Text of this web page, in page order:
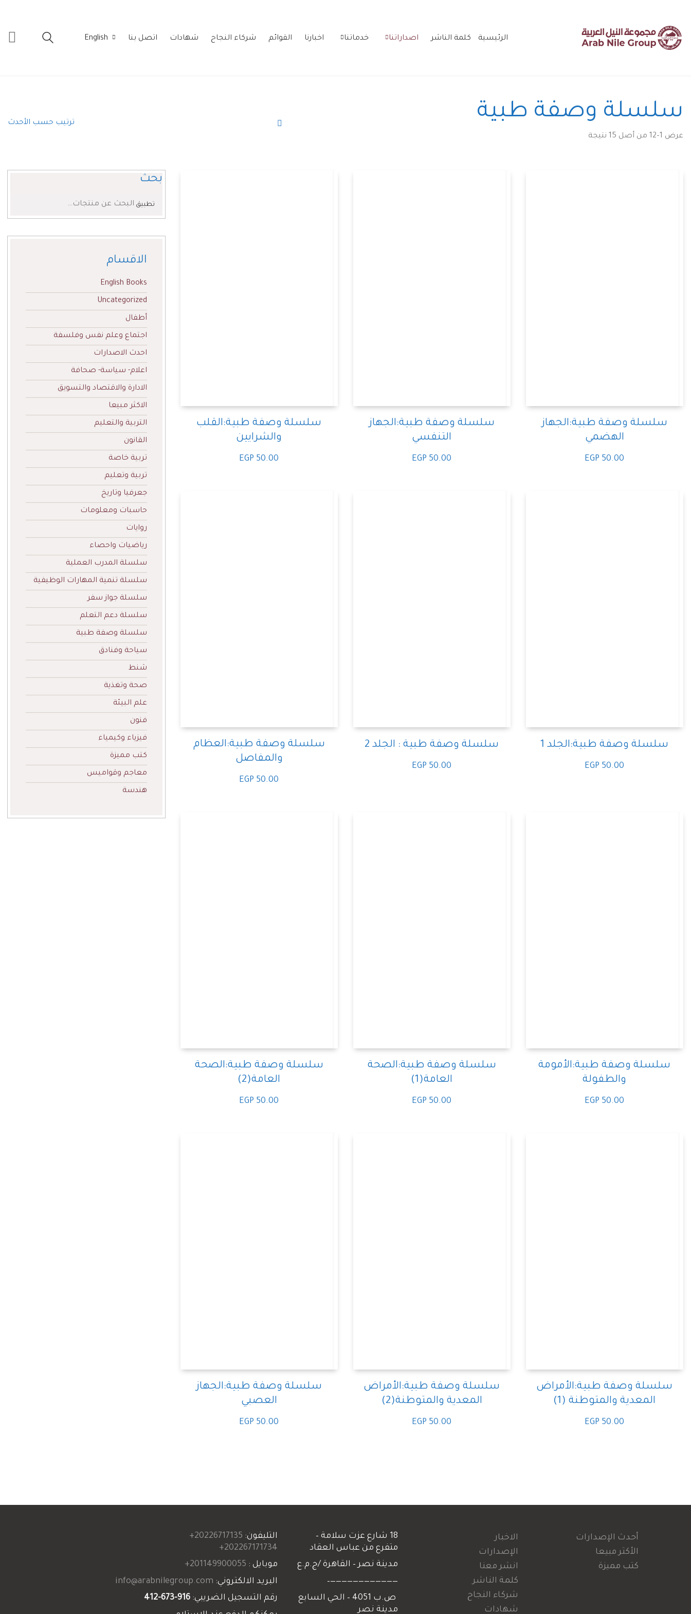
الرئيسية كلمة الناشر اصداراتنا خدماتنا اخبارنا القوائم شركاء النجاح شهادات اتصل بنا English
سلسلة وصفة طبية
عرض 1–12 من أصل 15 نتيجة
ترتيب حسب الأحدث
سلسلة وصفة طبية:القلب
والشرايين
EGP 50.00
سلسلة وصفة طبية:الجهاز
التنفسي
EGP 50.00
سلسلة وصفة طبية:الجهاز
الهضمي
EGP 50.00
سلسلة وصفة طبية:العظام
والمفاصل
EGP 50.00
سلسلة وصفة طبية : الجلد 2
EGP 50.00
سلسلة وصفة طبية:الجلد 1
EGP 50.00
سلسلة وصفة طبية:الصحة
العامة(2)
EGP 50.00
سلسلة وصفة طبية:الصحة
العامة(1)
EGP 50.00
سلسلة وصفة طبية:الأمومة
والطفولة
EGP 50.00
سلسلة وصفة طبية:الجهاز
العصبي
EGP 50.00
سلسلة وصفة طبية:الأمراض
المعدية والمتوطنة(2)
EGP 50.00
سلسلة وصفة طبية:الأمراض
المعدية والمتوطنة (1)
EGP 50.00
بحث
تطبيق
الاقسام
English Books
Uncategorized
أطفال
اجتماع وعلم نفس وفلسفة
احدث الاصدارات
اعلام- سياسة- صحافة
الادارة والاقتصاد والتسويق
الاكثر مبيعا
التربية والتعليم
القانون
تربية خاصة
تربية وتعليم
جعرفيا وتاريخ
حاسبات ومعلومات
روايات
رياضيات واحصاء
سلسلة المدرب العملية
سلسلة تنمية المهارات الوظيفية
سلسلة جواز سفر
سلسلة دعم التعلم
سلسلة وصفة طبية
سياحة وفنادق
شنط
صحة وتغذية
علم البيئة
فنون
فيزياء وكيمياء
كتب مميزة
معاجم وقواميس
هندسة
التليفون: 20226717135+
202267171734+
موبايل : 201149900055+
البريد الالكتروني: info@arabnilegroup.com
رقم التسجيل الضريبي: 916-673-412
18 شارع عزت سلامة –
متفرع من عباس العقاد
مدينة نصر – القاهرة /ج.م.ع
————————————–
ص.ب 4051 – الحي السابع
مدينة نصر
الاخبار
الإصدارات
انشر معنا
كلمة الناشر
شركاء النجاح
شهادات
أحدث الإصدارات
الأكثر مبيعا
كتب مميزة